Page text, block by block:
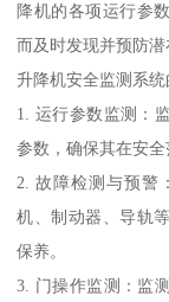
降机的各项运行参
而及时发现并预防潜
升降机安全监测系统
1. 运行参数监测：
参数，确保其在安全
2. 故障检测与预警
机、制动器、导轨
保养。
3. 门操作监测：监